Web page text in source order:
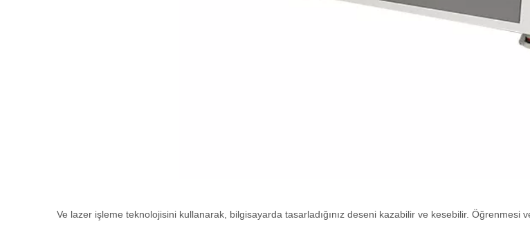
Ve lazer işleme teknolojisini kullanarak, bilgisayarda tasarladığınız deseni kazabilir ve kesebilir. Öğrenmesi